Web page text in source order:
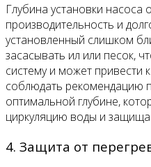
Глубина установки насоса
производительность и
установленный слишком
засасывать ил или песок,
систему и может привести
соблюдать рекомендацию
оптимальной глубине,
циркуляцию воды и
4. Защита от